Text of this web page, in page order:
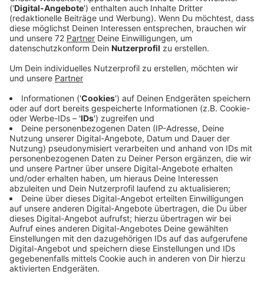
Ab Montag (27.04.20) ist eine Maske in Läden , auf
Märkten, in Bussen und im öffentlichen Bereich der
städtischen Verwaltungsgebäude Pflicht. Das hat der
Krisenstab der Stadt Münster beschlossen, weil mit
der Öffnung von kleineren Geschäften wieder mehr
Menschen in der Innenstadt sind.
Anzeige
Als Mundschutz genügt ein Schal oder ein Tuch vor
dem Gesicht. Wer gegen die Maskenpflicht verstößt,
wird aus des Geschäftes oder des Busses verwiesen.
Ein Bußgeld ist nicht geplant.
Anzeige
Ab kommender Woche gilt auch in Bayern und